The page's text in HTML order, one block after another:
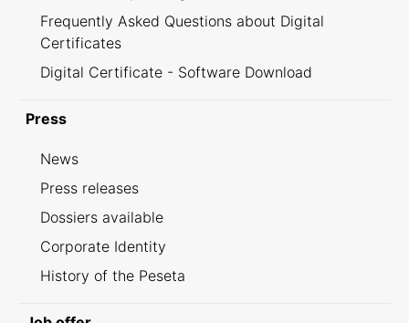
Frequently Asked Questions about Digital
Certificates
Digital Certificate - Software Download
Press
News
Press releases
Dossiers available
Corporate Identity
History of the Peseta